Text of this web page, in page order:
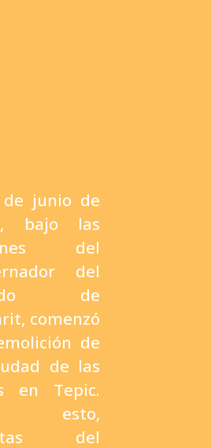
junio de
bajo las
del
del
de
comenzó
de
de las
en Tepic.
esto,
del